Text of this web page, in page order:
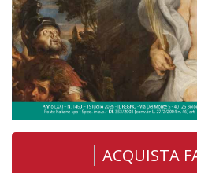
ACQUISTA